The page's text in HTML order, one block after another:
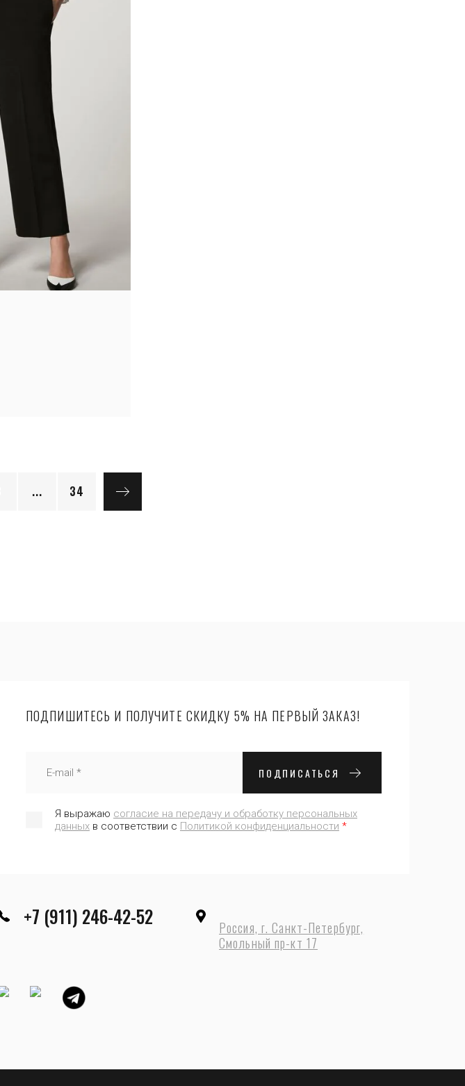
... 34
ПОДПИШИТЕСЬ И ПОЛУЧИТЕ СКИДКУ 5% НА ПЕРВЫЙ ЗАКАЗ!
Я выражаю согласие на передачу и обработку персональных
данных в соответствии с Политикой конфиденциальности *
ПОДПИСАТЬСЯ
+7 (911) 246-42-52
Россия, г. Санкт-Петербург,
Смольный пр-кт 17